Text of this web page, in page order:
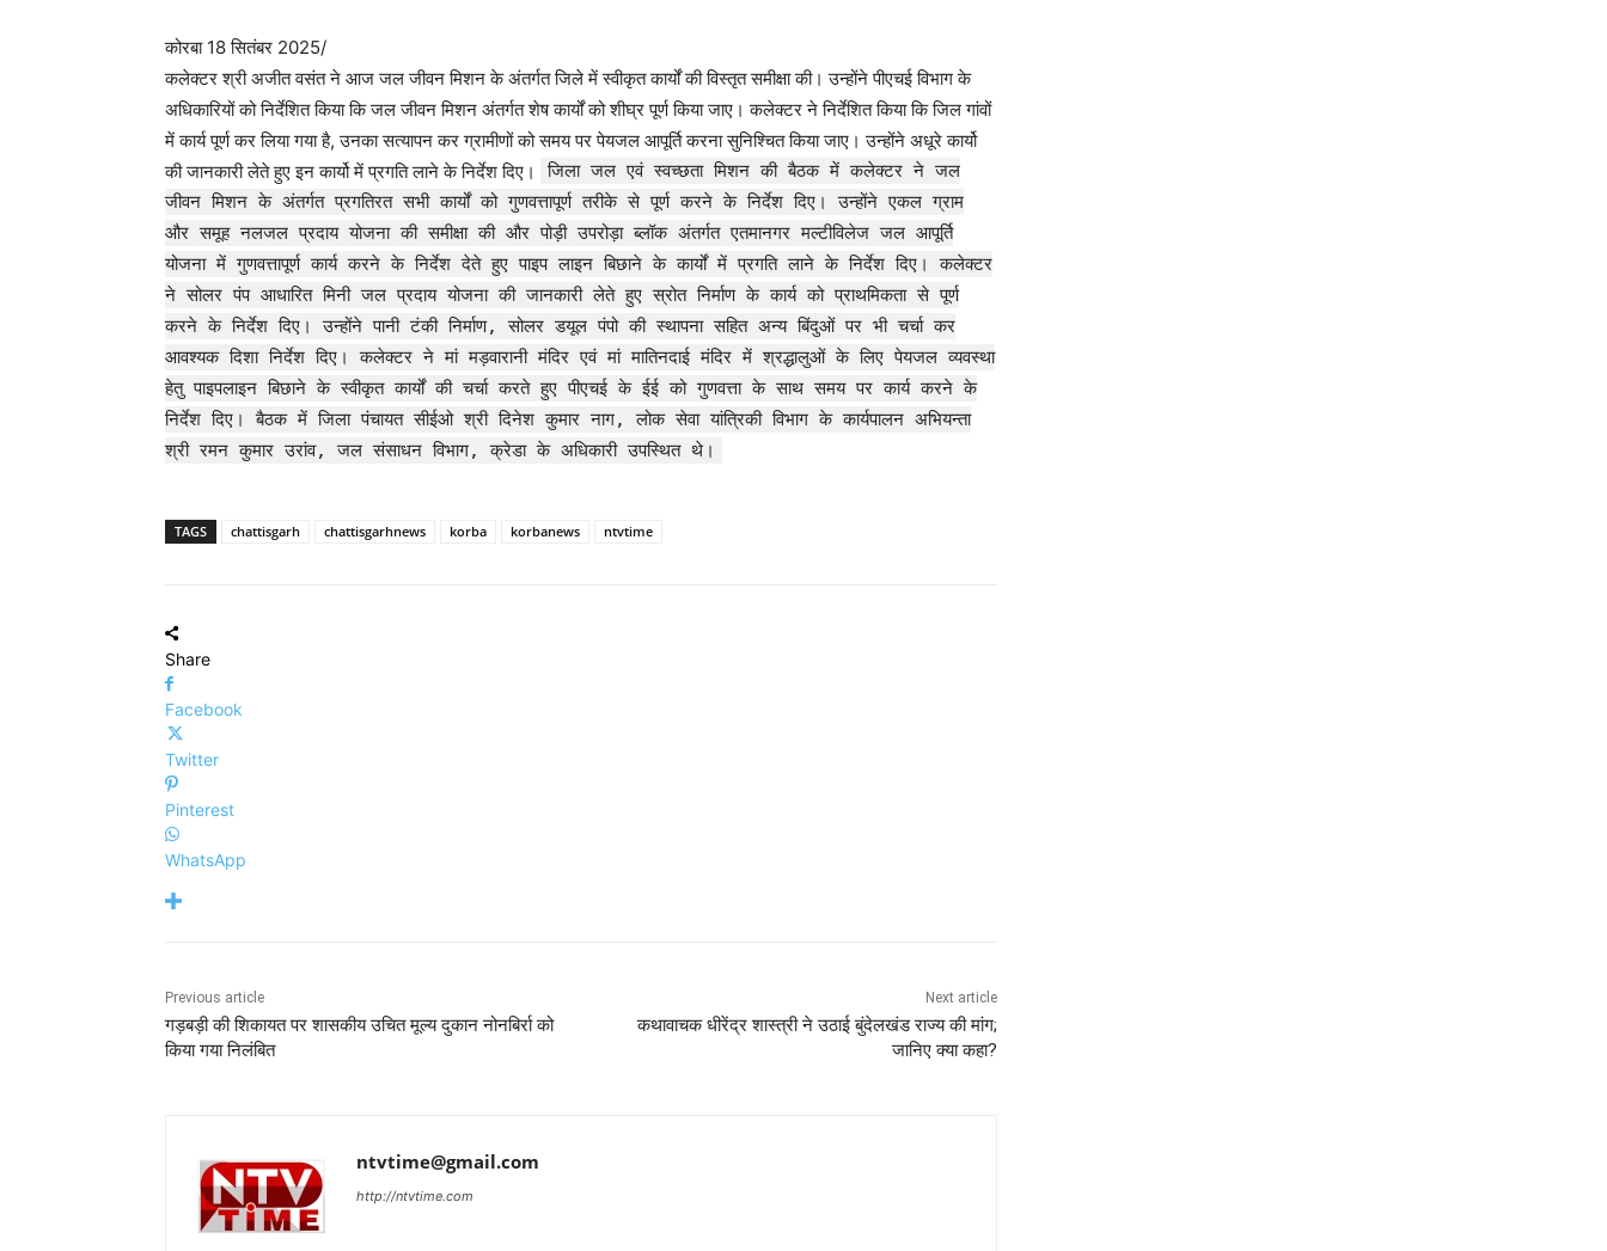
कोरबा 18 सितंबर 2025/
कलेक्टर श्री अजीत वसंत ने आज जल जीवन मिशन के अंतर्गत जिले में स्वीकृत कार्यों की विस्तृत समीक्षा की। उन्होंने पीएचई विभाग के
अधिकारियों को निर्देशित किया कि जल जीवन मिशन अंतर्गत शेष कार्यों को शीघ्र पूर्ण किया जाए। कलेक्टर ने निर्देशित किया कि जिल गांवों
में कार्य पूर्ण कर लिया गया है, उनका सत्यापन कर ग्रामीणों को समय पर पेयजल आपूर्ति करना सुनिश्चित किया जाए। उन्होंने अधूरे कार्यो
की जानकारी लेते हुए इन कार्यो में प्रगति लाने के निर्देश दिए।
जिला जल एवं स्वच्छता मिशन की बैठक में कलेक्टर ने जल
जीवन मिशन के अंतर्गत प्रगतिरत सभी कार्यों को गुणवत्तापूर्ण तरीके से पूर्ण करने के निर्देश दिए। उन्होंने एकल ग्राम
और समूह नलजल प्रदाय योजना की समीक्षा की और पोड़ी उपरोड़ा ब्लॉक अंतर्गत एतमानगर मल्टीविलेज जल आपूर्ति
योजना में गुणवत्तापूर्ण कार्य करने के निर्देश देते हुए पाइप लाइन बिछाने के कार्यों में प्रगति लाने के निर्देश दिए। कलेक्टर
ने सोलर पंप आधारित मिनी जल प्रदाय योजना की जानकारी लेते हुए स्रोत निर्माण के कार्य को प्राथमिकता से पूर्ण
करने के निर्देश दिए। उन्होंने पानी टंकी निर्माण, सोलर डयूल पंपो की स्थापना सहित अन्य बिंदुओं पर भी चर्चा कर
आवश्यक दिशा निर्देश दिए। कलेक्टर ने मां मड़वारानी मंदिर एवं मां मातिनदाई मंदिर में श्रद्धालुओं के लिए पेयजल व्यवस्था
हेतु पाइपलाइन बिछाने के स्वीकृत कार्यों की चर्चा करते हुए पीएचई के ईई को गुणवत्ता के साथ समय पर कार्य करने के
निर्देश दिए। बैठक में जिला पंचायत सीईओ श्री दिनेश कुमार नाग, लोक सेवा यांत्रिकी विभाग के कार्यपालन अभियन्ता
श्री रमन कुमार उरांव, जल संसाधन विभाग, क्रेडा के अधिकारी उपस्थित थे।
TAGS chattisgarh chattisgarhnews korba korbanews ntvtime
Share
Facebook
Twitter
Pinterest
WhatsApp
Previous article
गड़बड़ी की शिकायत पर शासकीय उचित मूल्य दुकान नोनबिर्रा को
किया गया निलंबित
Next article
कथावाचक धीरेंद्र शास्त्री ने उठाई बुंदेलखंड राज्य की मांग;
जानिए क्या कहा?
ntvtime@gmail.com
http://ntvtime.com